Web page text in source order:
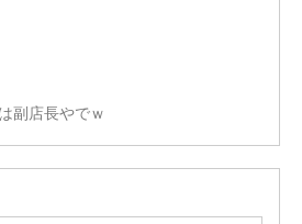
副店長やでｗ